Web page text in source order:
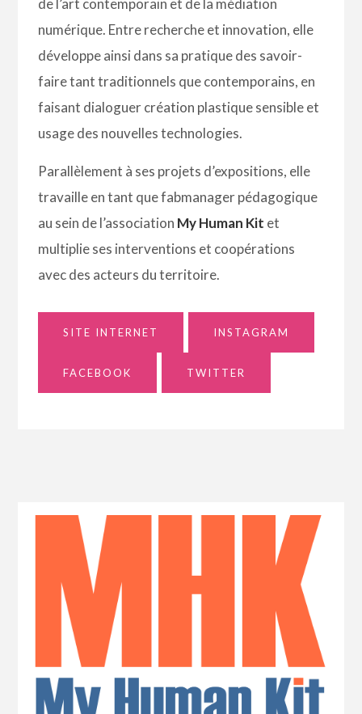
de l’art contemporain et de la médiation
numérique. Entre recherche et innovation, elle
développe ainsi dans sa pratique des savoir-
faire tant traditionnels que contemporains, en
faisant dialoguer création plastique sensible et
usage des nouvelles technologies.
Parallèlement à ses projets d’expositions, elle
travaille en tant que fabmanager pédagogique
au sein de l’association My Human Kit et
multiplie ses interventions et coopérations
avec des acteurs du territoire.
SITE INTERNET INSTAGRAM
FACEBOOK TWITTER